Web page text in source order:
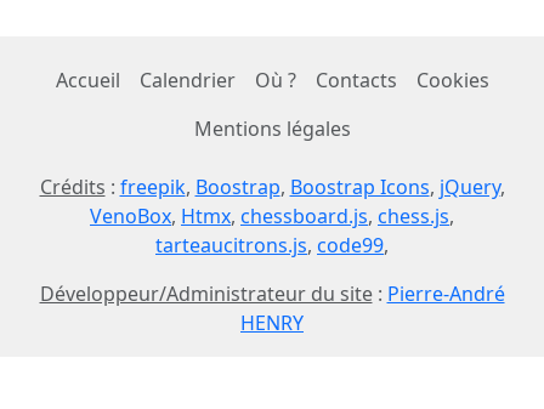
Accueil Calendrier Où ? Contacts
Cookies
Mentions légales
Crédits : freepik, Boostrap, Boostrap Icons, jQuery,
VenoBox, Htmx, chessboard.js, chess.js,
tarteaucitrons.js, code99,
Développeur/Administrateur du site: Pierre-André
HENRY